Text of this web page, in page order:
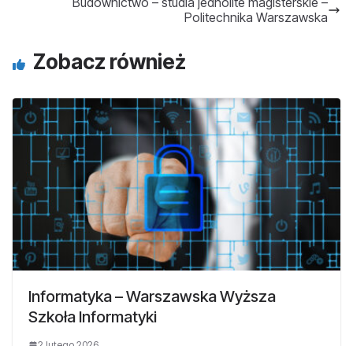
Politechnika Warszawska
Zobacz również
Informatyka – Warszawska Wyższa
Szkoła Informatyki